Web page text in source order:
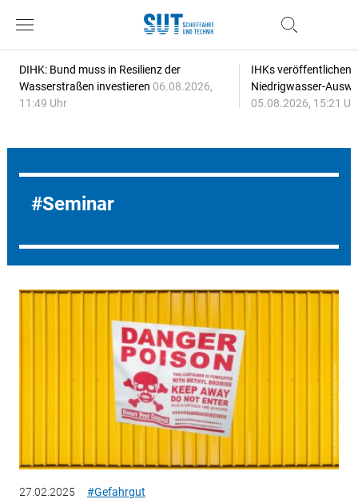
DIHK: Bund muss in Resilienz der
Wasserstraßen investieren 06.08.2026,
11:49 Uhr
IHKs veröffentlichen
Niedrigwasser-
05.08.2026, 15:21
Seminar
27.02.2025 #Gefahrgut